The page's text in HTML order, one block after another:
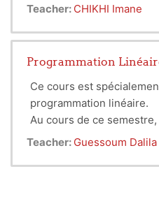
Teacher: CHIKHI Imane
Programmation
Ce cours est
programmation linéaire.
Au cours de ce
mathématiques pour des
Teacher: Guessoum Dalila